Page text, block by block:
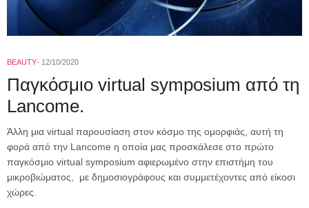
BEAUTY 12/10/2020
Παγκόσμιο virtual symposium από τη
Lancome.
Άλλη μια virtual παρουσίαση στον κόσμο της ομορφιάς, αυτή τη
φορά από την Lancome η οποία μας προσκάλεσε στο πρώτο
παγκόσμιο virtual symposium αφιερωμένο στην επιστήμη του
μικροβιώματος, με δημοσιογράφους και συμμετέχοντες από είκοσι
χώρες.